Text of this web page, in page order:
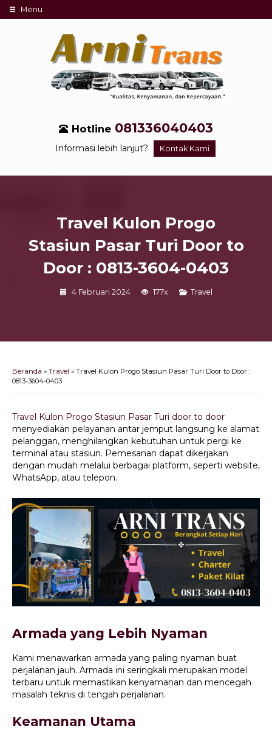
Menu
Hotline 081336040403
Informasi lebih lanjut? Kontak Kami
Travel Kulon Progo
Stasiun Pasar Turi Door to
Door : 0813-3604-0403
4 Februari 2024 177x Travel
Beranda » Travel » Travel Kulon Progo Stasiun Pasar Turi Door to Door :
0813-3604-0403
Travel Kulon Progo Stasiun Pasar Turi door to door
menyediakan pelayanan antar jemput langsung ke alamat
pelanggan, menghilangkan kebutuhan untuk pergi ke
terminal atau stasiun. Pemesanan dapat dikerjakan
dengan mudah melalui berbagai platform, seperti website,
WhatsApp, atau telepon.
Armada yang Lebih Nyaman
Kami menawarkan armada yang paling nyaman buat
perjalanan jauh. Armada ini seringkali merupakan model
terbaru untuk memastikan kenyamanan dan mencegah
masalah teknis di tengah perjalanan.
Keamanan Utama